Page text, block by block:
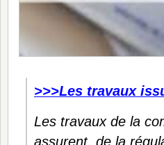
>>>Les travaux
Les travaux de la
assurent, de la